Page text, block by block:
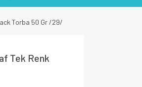
Torba 50 Gr /29/
Tek Renk